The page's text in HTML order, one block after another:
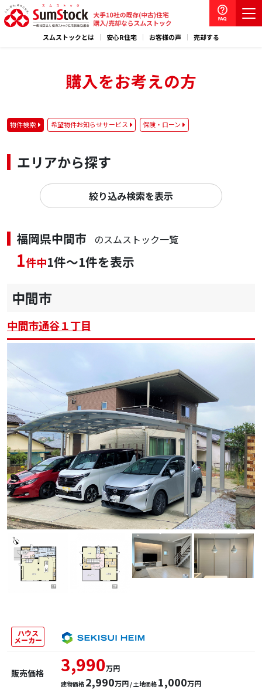
スムストックとは 安心R住宅 お客様の声 売却する
購入をお考えの方
物件検索 希望物件お知らせサービス 保険・ローン
エリアから探す
絞り込み検索を表示
福岡県中間市 のスムストック一覧
1件中1件～1件を表示
中間市
中間市通谷１丁目
ハウス
メーカー
販売価格 3,990万円
建物価格 2,990万円 / 土地価格 1,000万円